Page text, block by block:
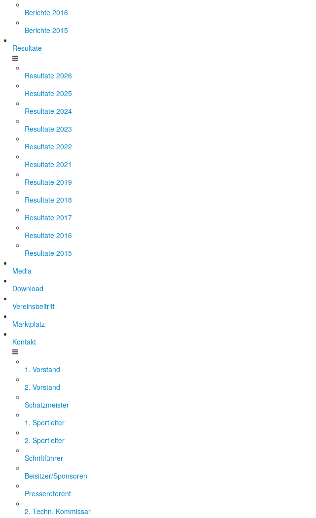
Berichte 2016
Berichte 2015
Resultate
Resultate 2026
Resultate 2025
Resultate 2024
Resultate 2023
Resultate 2022
Resultate 2021
Resultate 2019
Resultate 2018
Resultate 2017
Resultate 2016
Resultate 2015
Media
Download
Vereinsbeitritt
Marktplatz
Kontakt
1. Vorstand
2. Vorstand
Schatzmeister
1. Sportleiter
2. Sportleiter
Schriftführer
Beisitzer/Sponsoren
Pressereferent
2. Techn. Kommissar